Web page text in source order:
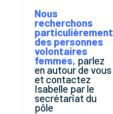
Nous
recherchons
particulièrement
des personnes
volontaires
femmes, parlez
en autour de vous
et contactez
Isabelle par le
secrétariat du
pôle